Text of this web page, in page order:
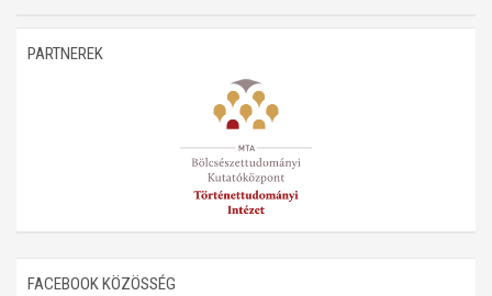
PARTNEREK
FACEBOOK KÖZÖSSÉG